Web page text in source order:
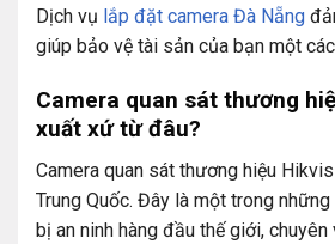
Dịch vụ lắp đặt camera Đà Nẵng
giúp bảo vệ tài sản của bạn một
Camera quan sát thương
xuất xứ từ đâu?
Camera quan sát thương hiệu
Trung Quốc. Đây là một trong
bị an ninh hàng đầu thế giới,